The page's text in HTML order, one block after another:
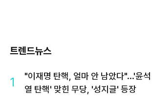
트렌드뉴스
1
"이재명 탄핵, 얼마 안 남았다"...'윤석
열 탄핵' 맞힌 무당, '성지글' 등장